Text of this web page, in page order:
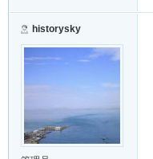
historysky